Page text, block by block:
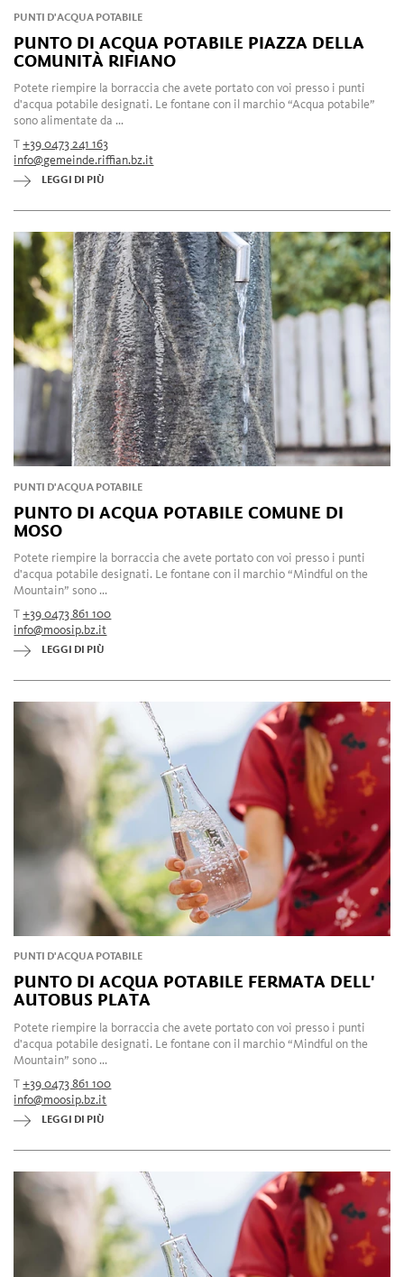
PUNTI D'ACQUA POTABILE
PUNTO DI ACQUA POTABILE PIAZZA DELLA
COMUNITÀ RIFIANO
Potete riempire la borraccia che avete portato con voi presso i punti
d'acqua potabile designati. Le fontane con il marchio “Acqua potabile”
sono alimentate da ...
T+39 0473 241 163
info@gemeinde.riffian.bz.it
LEGGI DI PIÙ
PUNTI D'ACQUA POTABILE
PUNTO DI ACQUA POTABILE COMUNE DI
MOSO
Potete riempire la borraccia che avete portato con voi presso i punti
d'acqua potabile designati. Le fontane con il marchio “Mindful on the
Mountain” sono ...
T+39 0473 861 100
info@moosip.bz.it
LEGGI DI PIÙ
PUNTI D'ACQUA POTABILE
PUNTO DI ACQUA POTABILE FERMATA DELL'
AUTOBUS PLATA
Potete riempire la borraccia che avete portato con voi presso i punti
d'acqua potabile designati. Le fontane con il marchio “Mindful on the
Mountain” sono ...
T+39 0473 861 100
info@moosip.bz.it
LEGGI DI PIÙ